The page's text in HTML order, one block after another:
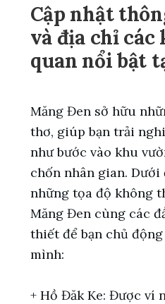
Cập nhật
và địa chỉ các
quan nổi bật
Măng Đen sở hữu
thơ, giúp bạn trải
như bước vào khu
chốn nhân gian. Dưới
những tọa độ không
Măng Đen cùng các
thiết để bạn chủ
mình:
+ Hồ Đăk Ke: Được ví